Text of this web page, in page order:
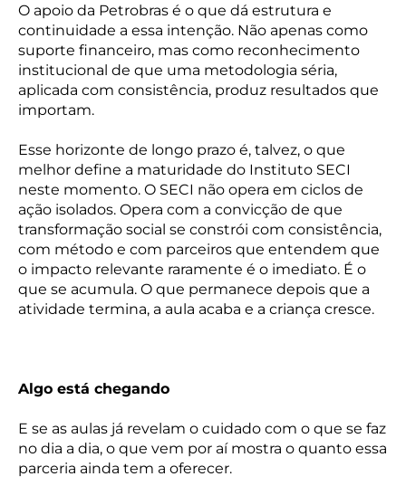
O apoio da Petrobras é o que dá estrutura e
continuidade a essa intenção. Não apenas como
suporte financeiro, mas como reconhecimento
institucional de que uma metodologia séria,
aplicada com consistência, produz resultados que
importam.
Esse horizonte de longo prazo é, talvez, o que
melhor define a maturidade do Instituto SECI
neste momento. O SECI não opera em ciclos de
ação isolados. Opera com a convicção de que
transformação social se constrói com consistência,
com método e com parceiros que entendem que
o impacto relevante raramente é o imediato. É o
que se acumula. O que permanece depois que a
atividade termina, a aula acaba e a criança cresce.
Algo está chegando
E se as aulas já revelam o cuidado com o que se faz
no dia a dia, o que vem por aí mostra o quanto essa
parceria ainda tem a oferecer.